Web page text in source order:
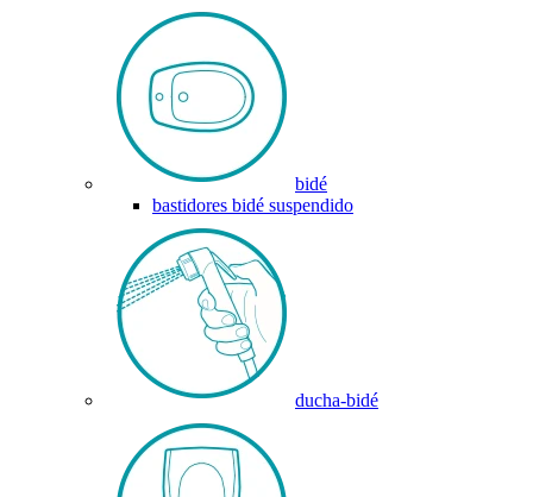
bidé
bastidores bidé suspendido
ducha-bidé